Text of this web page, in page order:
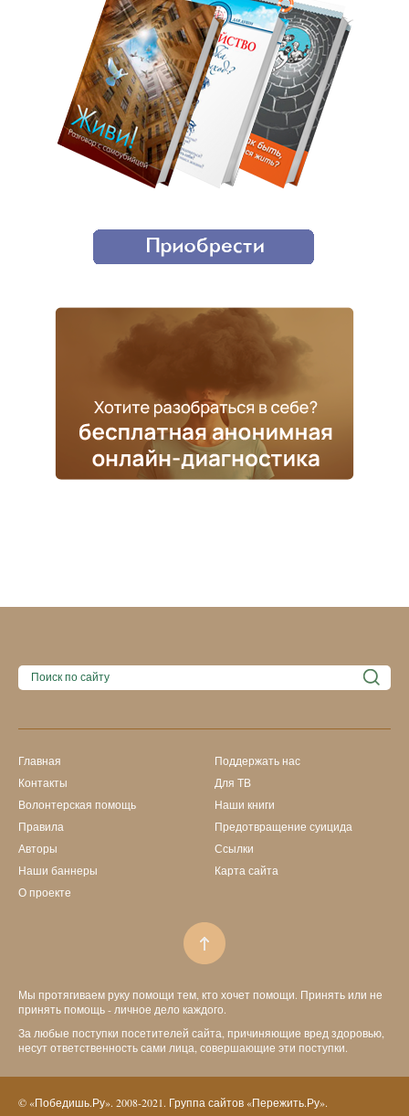
Главная
Контакты
Волонтерская помощь
Правила
Авторы
Наши баннеры
О проекте
Поддержать нас
Для ТВ
Наши книги
Предотвращение суицида
Ссылки
Карта сайта
Мы протягиваем руку помощи тем, кто хочет помощи. Принять или не
принять помощь - личное дело каждого.
За любые поступки посетителей сайта, причиняющие вред здоровью,
несут ответственность сами лица, совершающие эти поступки.
© «Победишь.Ру». 2008-2021. Группа сайтов «Пережить.Ру».